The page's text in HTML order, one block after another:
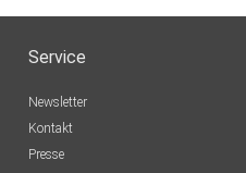
Service
Newsletter
Kontakt
Presse